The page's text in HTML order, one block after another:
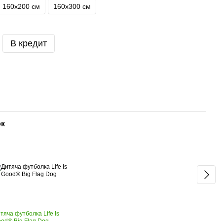
160х200 см 160х300 см
В кредит
футболка Life Is